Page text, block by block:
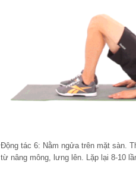
Động tác 6: Nằm ngửa trên mặt sàn.
từ nâng mông, lưng lên. Lặp lại 8-10